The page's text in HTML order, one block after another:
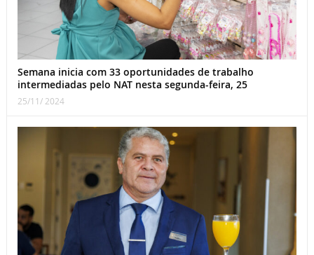
Semana inicia com 33 oportunidades de trabalho
intermediadas pelo NAT nesta segunda-feira, 25
25/11/ 2024